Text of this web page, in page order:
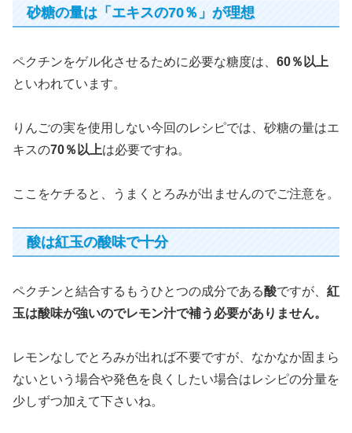
砂糖の量は「エキスの70％」が理想
ペクチンをゲル化させるために必要な糖度は、 60％以上
といわれています。
りんごの実を使用しない今回のレシピでは、砂糖の量はエ
キスの70％以上は必要ですね。
ここをケチると、うまくとろみが出ませんのでご注意を。
酸は紅玉の酸味で十分
ペクチンと結合するもうひとつの成分である酸ですが、 紅
玉は酸味が強いのでレモン汁で補う必要がありません。
レモンなしでとろみが出れば不要ですが、なかなか固まら
ないという場合や発色を良くしたい場合はレシピの分量を
少しずつ加えて下さいね。